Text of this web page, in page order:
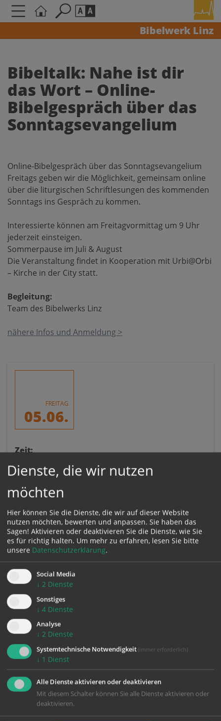
Bibelwerk Linz
Schriftgröße
AAA
Kontrasteinstellungen
Bibeltalk: Nahe ist dir
das Wort – Online-
Bibelgespräch über das
Sonntagsevangelium
Online-Bibelgespräch über das Sonntagsevangelium
Freitags geben wir die Möglichkeit, gemeinsam online
über die liturgischen Schriftlesungen des kommenden
Sonntags ins Gespräch zu kommen.
Interessierte können am Freitagvormittag um 9 Uhr
jederzeit einsteigen.
Sommerpause im Juli & August
Die Veranstaltung findet in Kooperation mit Urbi@Orbi
– Kirche in der City statt.
Begleitung:
Team des Bibelwerks Linz
nähere Infos und Anmeldung >
FREITAG
05.06.
Zeit:
ENDE 05. Juni 2026,10:00 Uhr
Virtueller Raum
Online
4020 Linz
zurück
Dienste, die wir nutzen
möchten
Hier können Sie die Dienste, die wir auf dieser Website
nutzen möchten, bewerten und anpassen. Sie haben das
Sagen! Aktivieren oder deaktivieren Sie die Dienste, wie Sie
es für richtig halten. Um mehr zu erfahren, lesen Sie bitte
unsere Datenschutzerklärung.
Social Media
↓ 2 Dienste
Sonstiges
↓ 4 Dienste
Analyse
↓ 2 Dienste
Systemtechnische Notwendigkeit (immer erforderlich)
↓ 1 Dienst
Alle Dienste aktivieren oder deaktivieren
Mit diesem Schalter können Sie alle Dienste aktivieren oder
deaktivieren.